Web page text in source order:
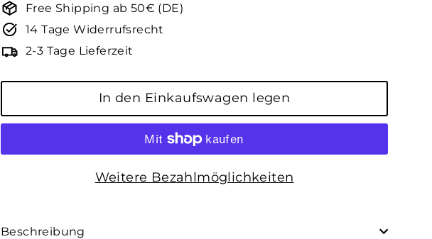
Free Shipping ab 50€ (DE)
14 Tage Widerrufsrecht
2-3 Tage Lieferzeit
In den Einkaufswagen legen
Weitere Bezahlmöglichkeiten
Beschreibung